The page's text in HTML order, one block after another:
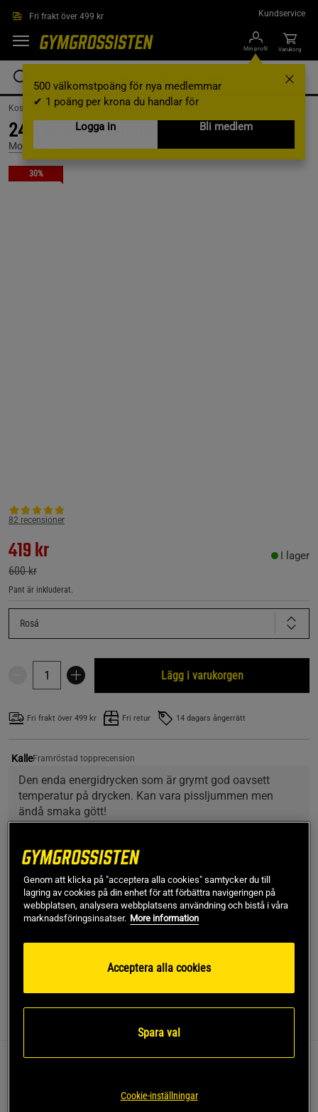
Fri frakt över 499 kr Kundservice
Min profil
500 välkomstpoäng för nya medlemmar
✔ 1 poäng per krona du handlar för
Logga in
Bli medlem
Varukorg
Kosttillskott /Drycker /Energidryck
24 x Monster Energy Ultra, 50 cl Rosá
Monster Energy
30%
82 recensioner
419 kr
600 kr
Pant är inkluderat.
I lager
Rosá
Lägg i varukorgen
Fri frakt över 499 kr Fri retur 14 dagars ångerrätt
KalleFramröstad topprecension
Den enda energidrycken som är grymt god oavsett
temperatur på drycken. Kan vara pissljummen men
ändå smaka gött!
SKU #FP8765-4R | EAN5060947541252
Monster Energy Ultra är en sockerfri kolsyrad energidryck
berikad med flertalet vitaminer men även taurin, ginseng,
guarana och koffein. En dryck som passar de som är
medvetna om kaloriintag och samtidigt behöver tillförlitligt
snabb energi.
Genom att klicka på "acceptera alla cookies" samtycker du till
lagring av cookies på din enhet för att förbättra navigeringen på
webbplatsen, analysera webbplatsens användning och bistå i våra
marknadsföringsinsatser. More information
Acceptera alla cookies
Spara val
Cookie-inställningar